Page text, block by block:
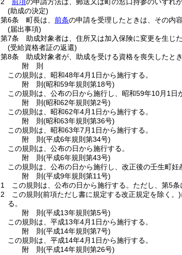
(助成の決定)
第6条
町長は、 前条の申請を受理したときは、その内
(届出事項)
第7条
助成対象者は、住所又は加入保険に変更を生じ
(受給資格者証の返還)
第8条
助成対象者が、助成を受ける資格を喪失したと
附 則
この規則は、昭和48年4月1日から施行する。
附 則(昭和59年規則第18号)
この規則は、公布の日から施行し、昭和59年10月1日
附 則(昭和62年規則第2号)
この規則は、昭和62年4月1日から施行する。
附 則(昭和63年規則第36号)
この規則は、昭和63年7月1日から施行する。
附 則(平成6年規則第34号)
この規則は、公布の日から施行する。
附 則(平成6年規則第43号)
この規則は、公布の日から施行し、改正後の壬生町
附 則(平成9年規則第11号)
1
この規則は、公布の日から施行する。 ただし、第5条
2
この規則 (前項ただし書に規定する改正規定を除く。)
る。
附 則(平成13年規則第5号)
この規則は、平成13年4月1日から施行する。
附 則(平成14年規則第7号)
この規則は、平成14年4月1日から施行する。
附 則(平成14年規則第26号)